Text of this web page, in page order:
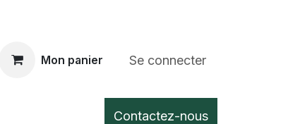
Mon panier Se connecter
Contactez-nous